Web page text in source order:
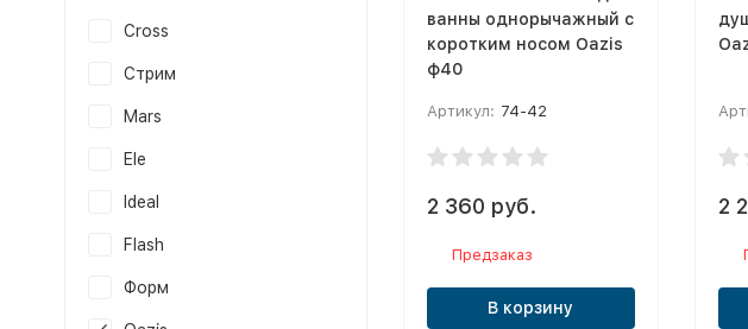
ванны однорычажный с
коротким носом Oazis
ф40
Артикул: 74-42
2 360 руб.
Предзаказ
В корзину
2
Cross
Стрим
Mars
Ele
Ideal
Flash
Форм